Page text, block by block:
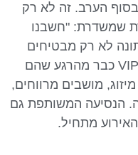
בסוף הערב. זה לא רק
שמשדרת: "חשבנו
לא רק מבטיחים
שהאורחים יגיעו בזמן, אלא גם יוצרים חוויית VIP כבר מהרגע שהם
מושבים מרווחים,
הנסיעה המשותפת גם
מתחיל.